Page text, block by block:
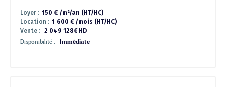
Loyer : 150 € /m²/an (HT/HC)
Location : 1 600 € /mois (HT/HC)
Vente : 2 049 128€ HD
Disponibilité : Immédiate